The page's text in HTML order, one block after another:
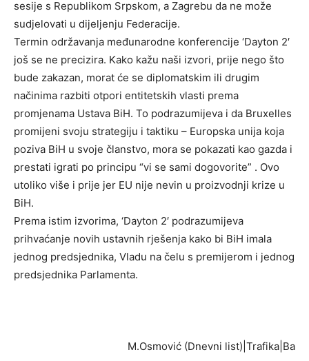
sesije s Republikom Srpskom, a Zagrebu da ne može
sudjelovati u dijeljenju Federacije.
Termin održavanja međunarodne konferencije ‘Dayton 2′
još se ne precizira. Kako kažu naši izvori, prije nego što
bude zakazan, morat će se diplomatskim ili drugim
načinima razbiti otpori entitetskih vlasti prema
promjenama Ustava BiH. To podrazumijeva i da Bruxelles
promijeni svoju strategiju i taktiku – Europska unija koja
poziva BiH u svoje članstvo, mora se pokazati kao gazda i
prestati igrati po principu “vi se sami dogovorite” . Ovo
utoliko više i prije jer EU nije nevin u proizvodnji krize u
BiH.
Prema istim izvorima, ‘Dayton 2′ podrazumijeva
prihvaćanje novih ustavnih rješenja kako bi BiH imala
jednog predsjednika, Vladu na čelu s premijerom i jednog
predsjednika Parlamenta.
M.Osmović (Dnevni list)|Trafika|Ba